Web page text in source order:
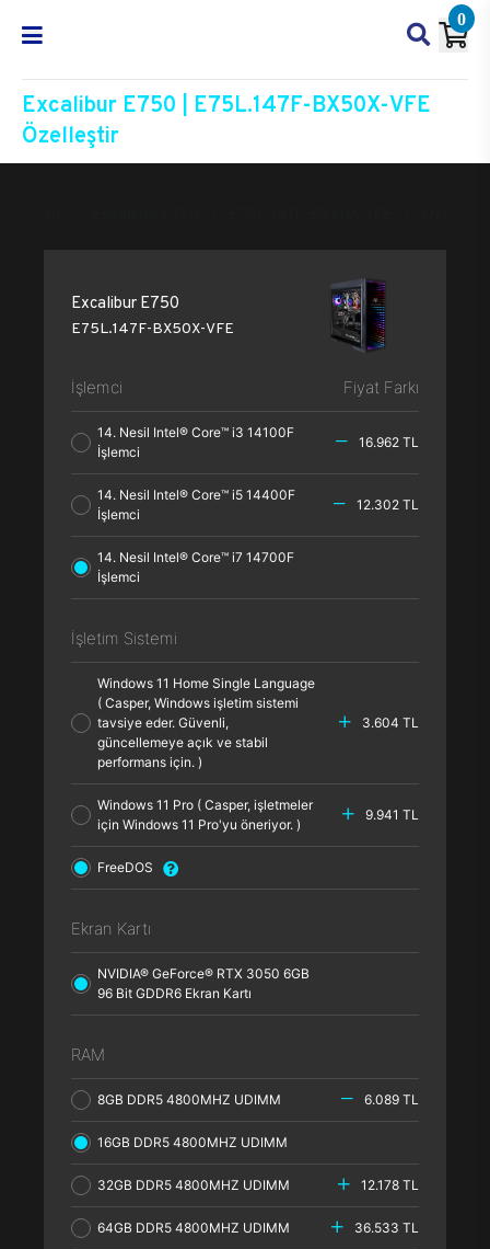
0
Excalibur E750 | E75L.147F-BX50X-VFE
Özelleştir
Excalibur E750
E75L.147F-BX50X-VFE
İşlemci Fiyat Farkı
14. Nesil Intel® Core™ i3 14100F
İşlemci
16.962 TL
14. Nesil Intel® Core™ i5 14400F
İşlemci
12.302 TL
14. Nesil Intel® Core™ i7 14700F
İşlemci
İşletim Sistemi
Windows 11 Home Single Language
( Casper, Windows işletim sistemi
tavsiye eder. Güvenli,
güncellemeye açık ve stabil
performans için. )
3.604 TL
Windows 11 Pro ( Casper, işletmeler
için Windows 11 Pro'yu öneriyor. )
9.941 TL
FreeDOS
Ekran Kartı
NVIDIA® GeForce® RTX 3050 6GB
96 Bit GDDR6 Ekran Kartı
RAM
8GB DDR5 4800MHZ UDIMM 6.089 TL
16GB DDR5 4800MHZ UDIMM
32GB DDR5 4800MHZ UDIMM 12.178 TL
64GB DDR5 4800MHZ UDIMM 36.533 TL